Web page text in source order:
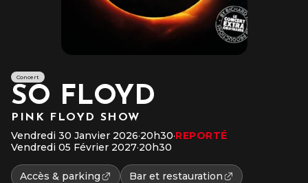
Concert
SO FLOYD
PINK FLOYD SHOW
Vendredi 30 Janvier 2026·20h30·REPORTÉ
Vendredi 05 Février 2027·20h30
Accès & parking
Bar et restauration